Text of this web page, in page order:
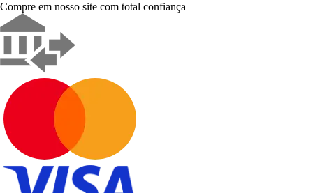
Compre em nosso site com total confiança